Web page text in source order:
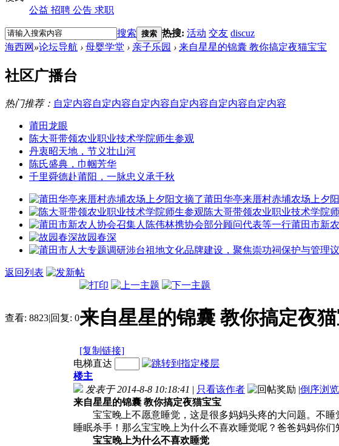
公益 招聘 公告 求职
搜索 搜索 热搜: 活动 交友 discuz
海西网 »论坛导航 › 母婴学堂 › 亲子乐园 › 来自星星的锦囊 教你搞定夜猫宝宝
社区广播台
热门推荐： 自定内容自定内容自定内容自定内容自定内容自定内容
莆田龙眼
陈大哥带领农业职业技术学院师生参观
丹衷昭天地，节义壮山河
陈氏盛典，巾帼芳华
千里舜德赴莆阳，一脉忠义承千秋
莆田华亭来厝村赤埔农场上夕
陈大哥带领农业职业技术学院
莆田市新
故园春深
返回列表
查看: 8823|回复: 0来自星星的锦囊 教你搞定夜
[复制链接]
电梯直达
楼主
发表于 2014-8-8 10:18:41 | 只看该作者 |倒序浏览
来自星星的锦囊 教你搞定夜猫宝宝
宝宝晚上不愿意睡觉，这是很多妈妈头疼的大问题。不睡
睡眠杀手！那么宝宝晚上为什么不喜欢睡觉呢？爸爸妈妈你们
宝宝晚上为什么不喜欢睡觉